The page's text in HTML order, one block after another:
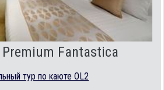
Fantastica
тур по каюте OL2